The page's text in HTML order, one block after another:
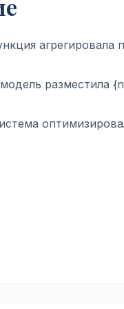
агрегировала
разместила